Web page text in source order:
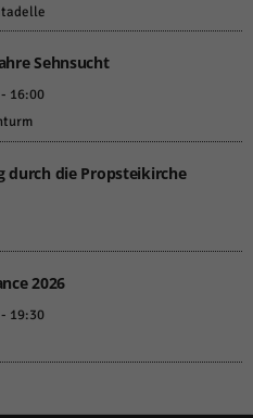
Sehnsucht
16:00
durch die Propsteikirche
2026
19:30